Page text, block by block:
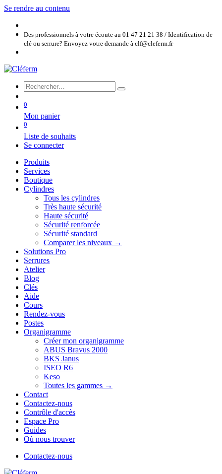
Se rendre au contenu
Des professionnels à votre écoute au 01 47 21 21 38 / Identification de
clé ou serrure? Envoyez votre demande à clf@cleferm.fr
0
Mon panier
0
Liste de souhaits
Se connecter
Produits
Services
Boutique
Cylindres
Tous les cylindres
Très haute sécurité
Haute sécurité
Sécurité renforcée
Sécurité standard
Comparer les niveaux →
Solutions Pro
Serrures
Atelier
Blog
Clés
Aide
Cours
Rendez-vous
Postes
Organigramme
Créer mon organigramme
ABUS Bravus 2000
BKS Janus
ISEO R6
Keso
Toutes les gammes →
Contact
Contactez-nous
Contrôle d'accès
Espace Pro
Guides
Où nous trouver
Contactez-nous